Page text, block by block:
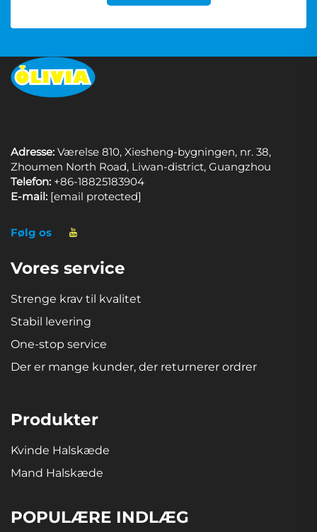
Adresse: Værelse 810, Xiesheng-bygningen, nr. 38,
Zhoumen North Road, Liwan-district, Guangzhou
Telefon: +86-18825183904
E-mail: [email protected]
Følg os
Vores service
Strenge krav til kvalitet
Stabil levering
One-stop service
Der er mange kunder, der returnerer ordrer
Produkter
Kvinde Halskæde
Mand Halskæde
POPULÆRE INDLÆG